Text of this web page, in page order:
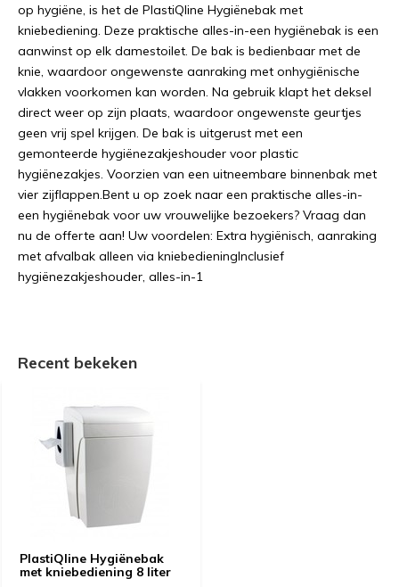
op hygiëne, is het de PlastiQline Hygiënebak met
kniebediening. Deze praktische alles-in-een hygiënebak is een
aanwinst op elk damestoilet. De bak is bedienbaar met de
knie, waardoor ongewenste aanraking met onhygiënische
vlakken voorkomen kan worden. Na gebruik klapt het deksel
direct weer op zijn plaats, waardoor ongewenste geurtjes
geen vrij spel krijgen. De bak is uitgerust met een
gemonteerde hygiënezakjeshouder voor plastic
hygiënezakjes. Voorzien van een uitneembare binnenbak met
vier zijflappen.Bent u op zoek naar een praktische alles-in-
een hygiënebak voor uw vrouwelijke bezoekers? Vraag dan
nu de offerte aan! Uw voordelen: Extra hygiënisch, aanraking
met afvalbak alleen via kniebedieningInclusief
hygiënezakjeshouder, alles-in-1
Recent bekeken
PlastiQline Hygiënebak
met kniebediening 8 liter